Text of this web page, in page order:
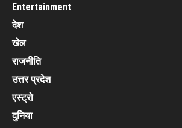
Entertainment
देश
खेल
राजनीति
उत्तर प्रदेश
एस्ट्रो
दुनिया